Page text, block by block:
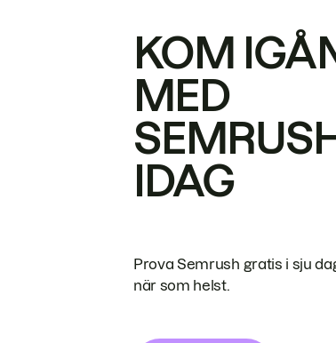
KOM
MED
IDAG
Prova Semrush gratis i sju
när som helst.